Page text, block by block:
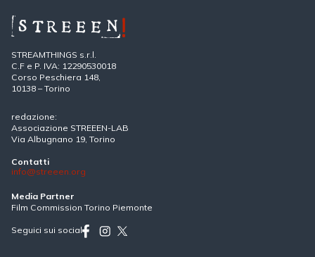
STREAMTHINGS s.r.l.
C.F e P. IVA: 12290530018
Corso Peschiera 148,
10138 – Torino
redazione:
Associazione STREEEN-LAB
Via Albugnano 19, Torino
Contatti
info@streeen.org
Media Partner
Film Commission Torino Piemonte
Seguici sui social